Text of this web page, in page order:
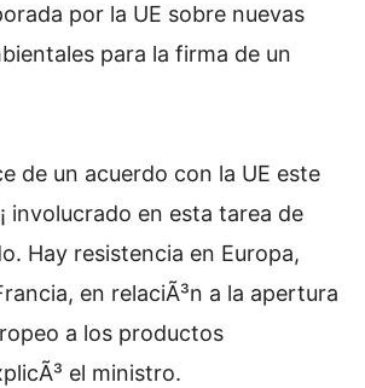
por la UE sobre nuevas
para la firma de un
de un acuerdo con la UE este
involucrado en esta tarea de
Hay resistencia en Europa,
en relaciÃ³n a la apertura
a los productos
el ministro.